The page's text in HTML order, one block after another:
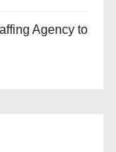
Agency to